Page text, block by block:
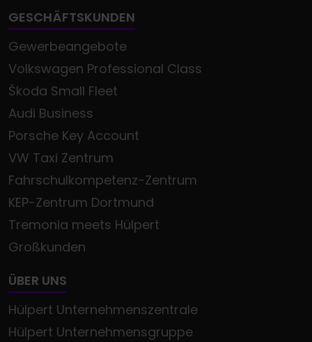
GESCHÄFTSKUNDEN
Gewerbeangebote
Volkswagen Professional Class
Škoda Small Fleet
Audi Business
Porsche Key Account
VW Taxi Zentrum
Fahrschulkompetenz-Zentrum
KEP-Zentrum Dortmund
Tremonia meets Hülpert
Großkunden
ÜBER UNS
Hülpert Unternehmenszentrale
Hülpert Unternehmensgruppe